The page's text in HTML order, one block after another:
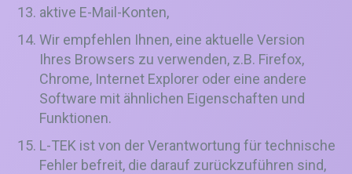
aktive E-Mail-Konten,
Wir empfehlen Ihnen, eine aktuelle Version
Ihres Browsers zu verwenden, z.B. Firefox,
Chrome, Internet Explorer oder eine andere
Software mit ähnlichen Eigenschaften und
Funktionen.
L-TEK ist von der Verantwortung für technische
Fehler befreit, die darauf zurückzuführen sind,